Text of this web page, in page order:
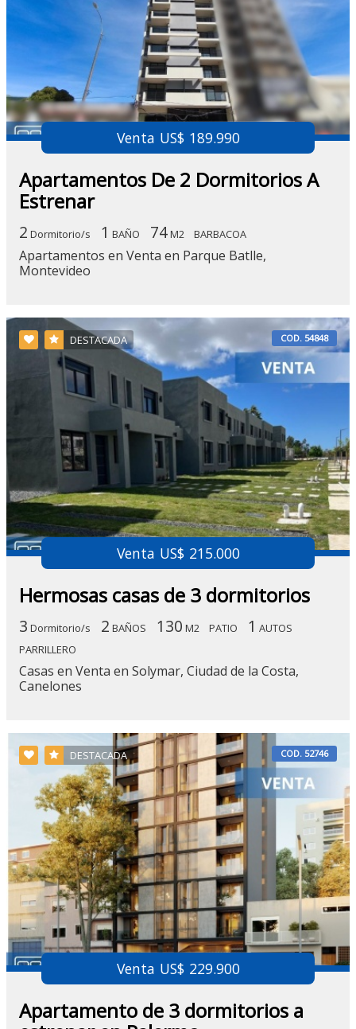
Venta US$ 189.990
Apartamentos De 2 Dormitorios A
Estrenar
2 Dormitorio/s 1 BAÑO 74M2 BARBACOA
Apartamentos en Venta en Parque Batlle,
Montevideo
DESTACADA COD. 54848
Venta US$ 215.000
Hermosas casas de 3 dormitorios
3 Dormitorio/s 2 BAÑOS 130 M2 PATIO 1 AUTOS
PARRILLERO
Casas en Venta en Solymar, Ciudad de la Costa,
Canelones
DESTACADA COD. 52746
Venta US$ 229.900
Apartamento de 3 dormitorios a